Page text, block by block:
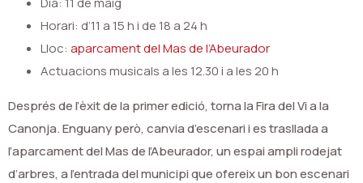
Horari: d’11 a 15 h i de 18 a 24 h
Lloc: aparcament del Mas de l’Abeurador
Actuacions musicals a les 12.30 i a les 20 h
Després de l’èxit de la primer edició, torna la Fira del Vi a la
Canonja. Enguany però, canvia d’escenari i es trasllada a
l’aparcament del Mas de l’Abeurador, un espai ampli rodejat
d’arbres, a l’entrada del municipi que ofereix un bon escenari